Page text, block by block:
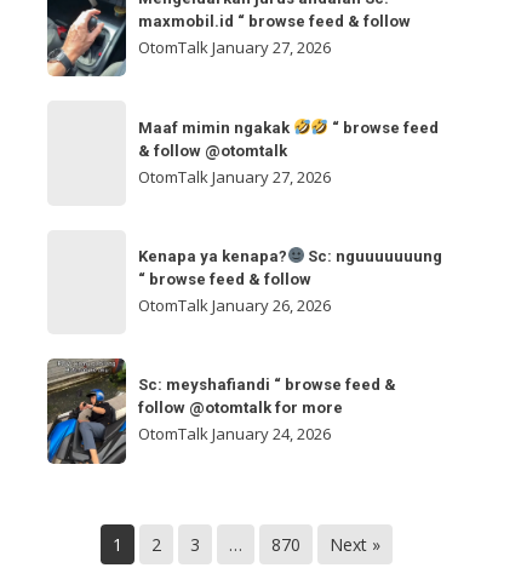
Sc:
arvanjayamotor
jurus
andalan
Sc:
maxmobil.id “ browse feed & follow
OtomTalkJanuary 27, 2026
follow
@otomtalk
Maaf mimin ngakak
“ browse feed
& follow @otomtalk
OtomTalk January 27, 2026
Sc:
nguuuuuuung
“
browse
follow
Kenapa ya kenapa?
Sc: nguuuuuuung
“ browse feed & follow
OtomTalkJanuary 26, 2026
Sc:
meyshafiandi
“
browse
Sc: meyshafiandi “ browse feed &
follow @otomtalk for more
OtomTalkJanuary 24, 2026
1 2 3 … 870 Next »